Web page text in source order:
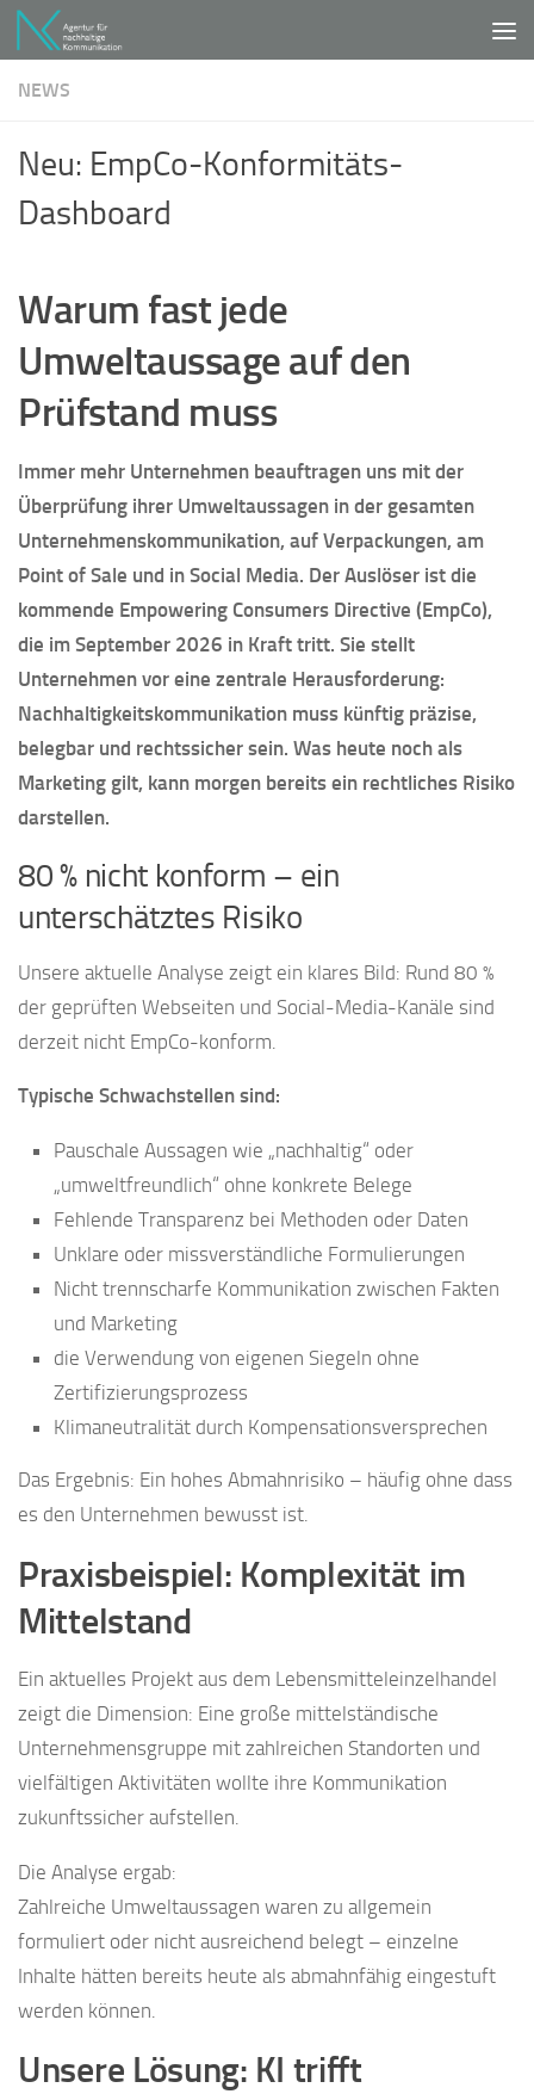
Unter dem Inhalt
NEWS
Neu: EmpCo-Konformitäts-
Dashboard
Warum fast jede
Umweltaussage auf den
Prüfstand muss
Immer mehr Unternehmen beauftragen uns mit der
Überprüfung ihrer Umweltaussagen in der gesamten
Unternehmenskommunikation, auf Verpackungen, am
Point of Sale und in Social Media. Der Auslöser ist die
kommende Empowering Consumers Directive (EmpCo),
die im September 2026 in Kraft tritt. Sie stellt
Unternehmen vor eine zentrale Herausforderung:
Nachhaltigkeitskommunikation muss künftig präzise,
belegbar und rechtssicher sein. Was heute noch als
Marketing gilt, kann morgen bereits ein rechtliches Risiko
darstellen.
80 % nicht konform – ein
unterschätztes Risiko
Unsere aktuelle Analyse zeigt ein klares Bild: Rund 80 %
der geprüften Webseiten und Social-Media-Kanäle sind
derzeit nicht EmpCo-konform.
Typische Schwachstellen sind:
Pauschale Aussagen wie „nachhaltig“ oder
„umweltfreundlich“ ohne konkrete Belege
Fehlende Transparenz bei Methoden oder Daten
Unklare oder missverständliche Formulierungen
Nicht trennscharfe Kommunikation zwischen Fakten
und Marketing
die Verwendung von eigenen Siegeln ohne
Zertifizierungsprozess
Klimaneutralität durch Kompensationsversprechen
Das Ergebnis: Ein hohes Abmahnrisiko – häufig ohne dass
es den Unternehmen bewusst ist.
Praxisbeispiel: Komplexität im
Mittelstand
Ein aktuelles Projekt aus dem Lebensmitteleinzelhandel
zeigt die Dimension: Eine große mittelständische
Unternehmensgruppe mit zahlreichen Standorten und
vielfältigen Aktivitäten wollte ihre Kommunikation
zukunftssicher aufstellen.
Die Analyse ergab:
Zahlreiche Umweltaussagen waren zu allgemein
formuliert oder nicht ausreichend belegt – einzelne
Inhalte hätten bereits heute als abmahnfähig eingestuft
werden können.
Unsere Lösung: KI trifft